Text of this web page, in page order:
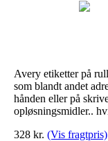
Avery etiketter på
som blandt andet
hånden eller på
opløsningsmidler..
328 kr. (Vis fragtpris)